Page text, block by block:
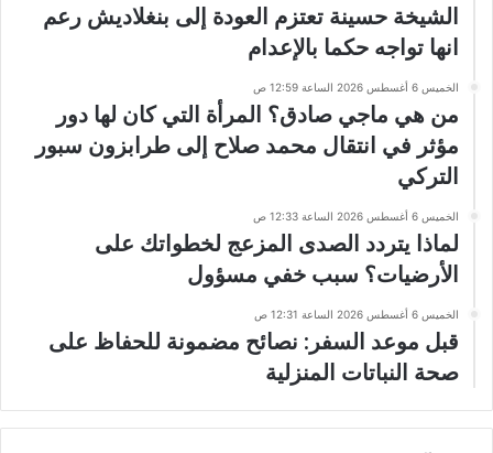
الشيخة حسينة تعتزم العودة إلى بنغلاديش رعم
انها تواجه حكما بالإعدام
الخميس 6 أغسطس 2026 الساعة 12:59 ص
من هي ماجي صادق؟ المرأة التي كان لها دور
مؤثر في انتقال محمد صلاح إلى طرابزون سبور
التركي
الخميس 6 أغسطس 2026 الساعة 12:33 ص
لماذا يتردد الصدى المزعج لخطواتك على
الأرضيات؟ سبب خفي مسؤول
الخميس 6 أغسطس 2026 الساعة 12:31 ص
قبل موعد السفر: نصائح مضمونة للحفاظ على
صحة النباتات المنزلية